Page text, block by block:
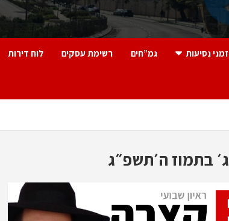
זמני נסיעות גמ”חים רשימת עסקים לוח דירות
ג׳ בתמוז ה׳תשפ״ג